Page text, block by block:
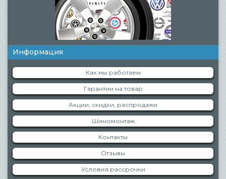
Информация
Как мы работаем
Гарантии на товар
Акции, скидки, распродажи
Шиномонтаж
Контакты
Отзывы
Условия рассрочки